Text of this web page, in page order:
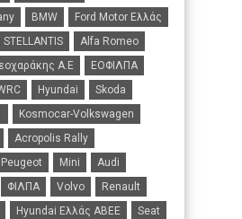
BMW
Ford Motor Ελλάς
STELLANTIS
Alfa Romeo
Α.Ε
ΕΟΦΙΛΠΑ
Hyundai
Skoda
Kosmocar-Volkswagen
Acropolis Rally
Peugeot Mini
Audi
ΦΙΛΠΑ Volvo
Renault
Hyundai Ελλάς ΑΒΕΕ
Seat